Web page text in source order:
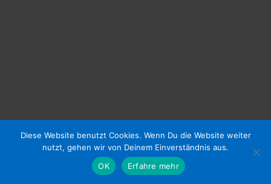
Diese Website benutzt Cookies. Wenn Du die Website weiter
nutzt, gehen wir von Deinem Einverständnis aus.
OK
Erfahre mehr